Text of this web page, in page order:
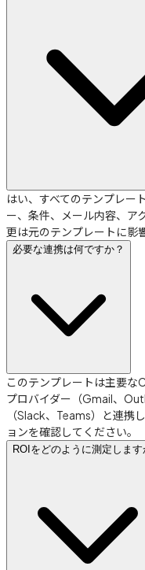
はい、すべてのテンプレー
ー、条件、メール内容、ア
更は元のテンプレートに影
必要な連携は何ですか？
このテンプレートは主要
プロバイダー（Gmail、
（Slack、Teams）と連携
ョンを確認してください。
ROIをどのように測定します